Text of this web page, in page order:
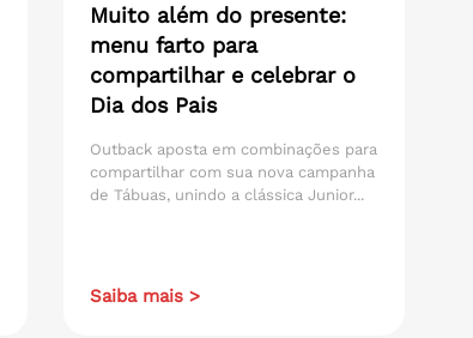
Muito além do presente:
menu farto para
compartilhar e celebrar o
Dia dos Pais
Outback aposta em combinações para
compartilhar com sua nova campanha
de Tábuas, unindo a clássica Junior...
Saiba mais >